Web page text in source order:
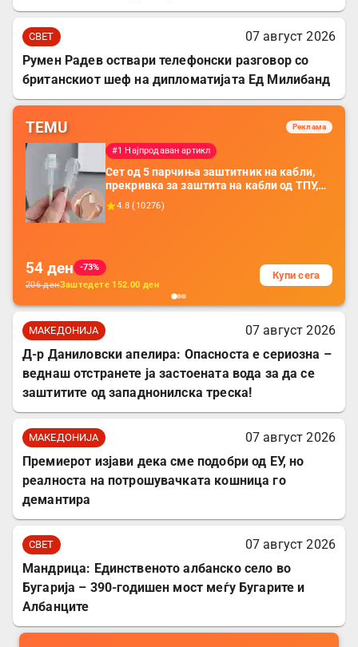
СВЕТ
07 август 2026
Румен Радев оствари телефонски разговор со
британскиот шеф на дипломатијата Ед Милибанд
TEMU Реклама
#1 Најпродаван артикл
Сет од 5 парчиња заштитник на кабли,
прекривка за заштита на кабли од ТПУ,
додатоци за заштита на кабли, без
батерија, за мобилни телефони, комплет
4.8 (10276)
54 ден
-73%
206денЗаштедете 152.00 ден
Купи сега
МАКЕДОНИЈА
07 август 2026
Д-р Даниловски апелира: Опасноста е сериозна –
веднаш отстранете ја застоената вода за да се
заштитите од западнонилска треска!
МАКЕДОНИЈА
07 август 2026
Премиерот изјави дека сме подобри од ЕУ, но
реалноста на потрошувачката кошница го
демантира
СВЕТ
07 август 2026
Мандрица: Единственото албанско село во
Бугарија – 390-годишен мост меѓу Бугарите и
Албанците